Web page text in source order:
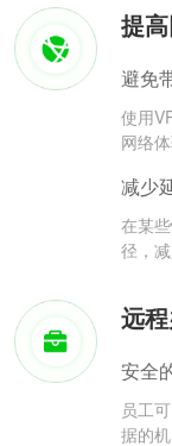
提
避免
使用
网络体
减少
在某
径，
远
安全
员工
据的